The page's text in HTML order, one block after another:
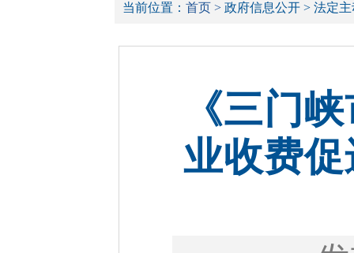
当前位置： 首页 > 政府信息公开 > 法定
《三门
业收费